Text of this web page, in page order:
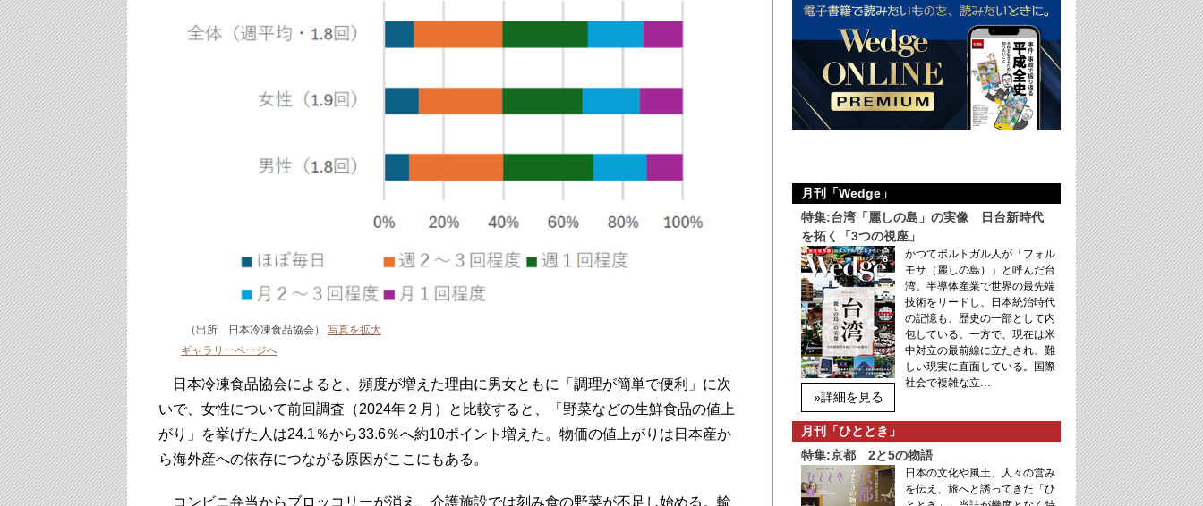
（出所 日本冷凍食品協会） 写真を拡大
ギャラリーページへ
日本冷凍食品協会によると、頻度が増えた理由に男女ともに「調理が簡単で便利」に次
いで、女性について前回調査（2024年２月）と比較すると、「野菜などの生鮮食品の値上
がり」を挙げた人は24.1％から33.6％へ約10ポイント増えた。物価の値上がりは日本産か
ら海外産への依存につながる原因がここにもある。
コンビニ弁当からブロッコリーが消え、介護施設では刻み食の野菜が不足し始める。輸
月刊「Wedge」
特集:台湾「麗しの島」の実像 日台新時代
を拓く「3つの視座」
»詳細を見る
かつてポルトガル人が「フォル
モサ（麗しの島）」と呼んだ台
湾。半導体産業で世界の最先端
技術をリードし、日本統治時代
の記憶も、歴史の一部として内
包している。一方で、現在は米
中対立の最前線に立たされ、難
しい現実に直面している。国際
社会で複雑な立…
月刊「ひととき」
特集:京都 2と5の物語
日本の文化や風土、人々の営み
を伝え、旅へと誘ってきた「ひ